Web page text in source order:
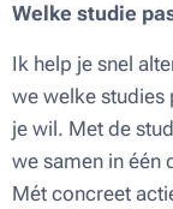
Welke studie
Ik help je snel
we welke studies
je wil. Met de
we samen in één
Mét concreet